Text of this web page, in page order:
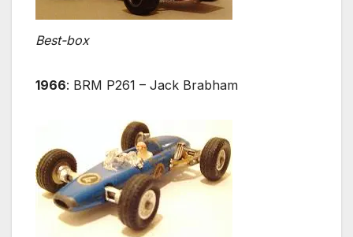
Best-box
1966: BRM P261 – Jack Brabham